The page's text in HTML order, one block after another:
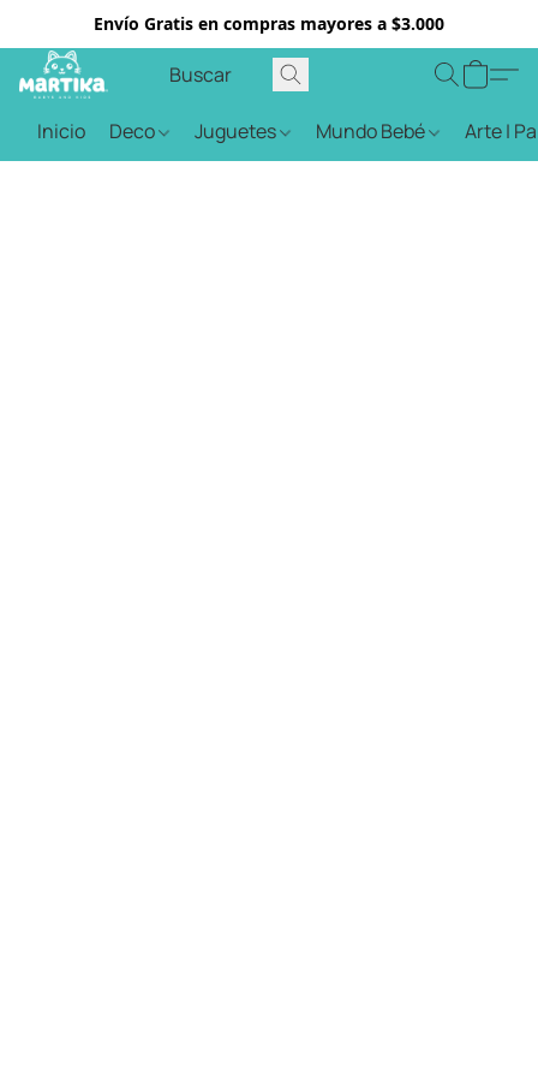
Envío Gratis en compras mayores a $3.000
Inicio Deco Juguetes Mundo Bebé Arte |